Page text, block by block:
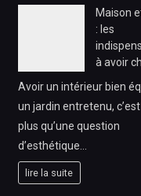
Maison
: les
à avoir
Avoir un intérieur bien
un jardin entretenu,
plus qu’une question
d’esthétique…
lire la suite